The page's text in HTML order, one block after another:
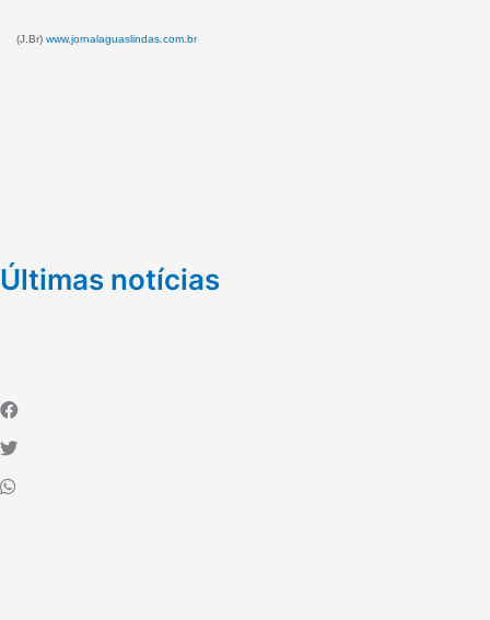
(J.Br) www.jornalaguaslindas.com.br
Últimas notícias